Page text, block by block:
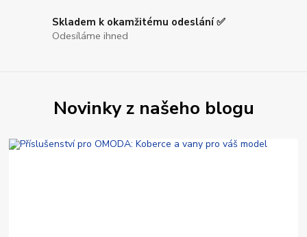
Skladem k okamžitému odeslání ✅
Odesíláme ihned
Novinky z našeho blogu